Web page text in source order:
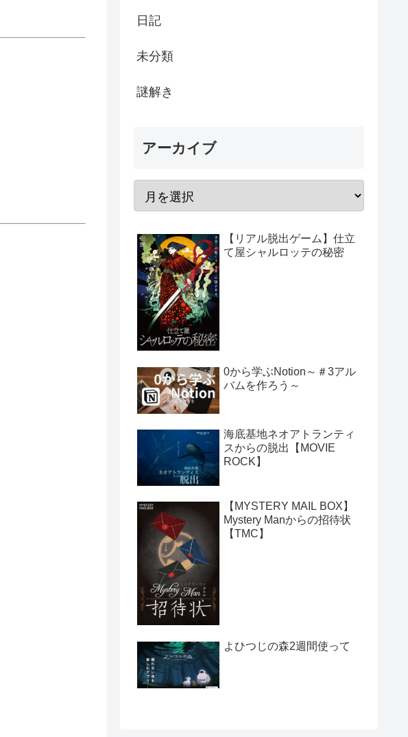
日記
未分類
謎解き
アーカイブ
【リアル脱出ゲーム】仕立
て屋シャルロッテの秘密
0から学ぶNotion～＃3アル
バムを作ろう～
海底基地ネオアトランティ
スからの脱出【MOVIE
ROCK】
【MYSTERY MAIL BOX】
Mystery Manからの招待状
【TMC】
よひつじの森2週間使って